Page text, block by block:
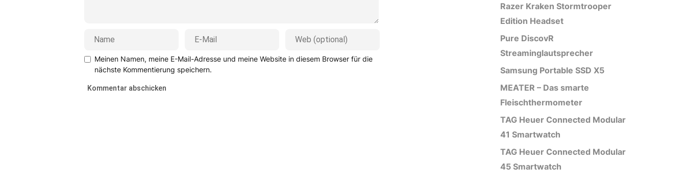
Meinen Namen, meine E-Mail-Adresse und meine Website in diesem Browser für die
nächste Kommentierung speichern.
Razer Kraken Stormtrooper
Edition Headset
Pure DiscovR
Streaminglautsprecher
Samsung Portable SSD X5
MEATER – Das smarte
Fleischthermometer
TAG Heuer Connected Modular
41 Smartwatch
TAG Heuer Connected Modular
45 Smartwatch